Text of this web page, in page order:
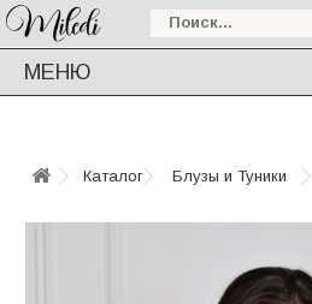
МЕНЮ
Каталог Блузы и Туники